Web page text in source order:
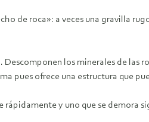
de roca»: a veces una gravilla
los minerales de las
pues ofrece una estructura que
rápidamente y uno que se demora